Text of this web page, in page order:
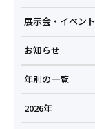
展示会・イベント
お知らせ
年別の一覧
2026年